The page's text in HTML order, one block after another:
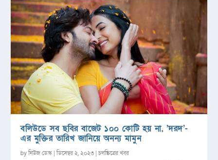
বলিউডে সব ছবির বাজেট ১০০ কোটি হয় না, ‌’দরদ’-
এর মুক্তির তারিখ জানিয়ে অনন্য মামুন
byনিউজ ডেস্ক |ডিসেম্বর ২, ২০২৩ |চলচ্চিত্রের খবর